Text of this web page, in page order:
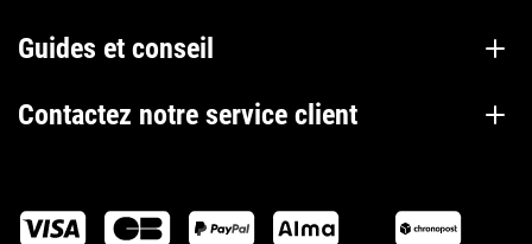
Guides et conseil
Contactez notre service client